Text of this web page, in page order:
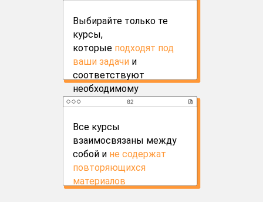
Выбирайте только те
курсы,
которые подходят под
ваши задачи и
соответствуют
необходимому
уровню знаний
Все курсы
взаимосвязаны между
собой и не содержат
повторяющихся
материалов